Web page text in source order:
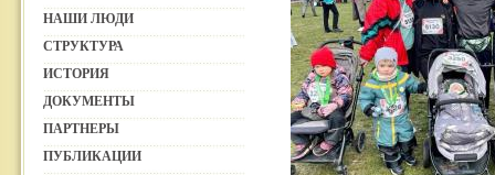
НАШИ ЛЮДИ
СТРУКТУРА
ИСТОРИЯ
ДОКУМЕНТЫ
ПАРТНЕРЫ
ПУБЛИКАЦИИ